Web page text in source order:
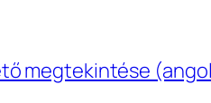
megtekintése